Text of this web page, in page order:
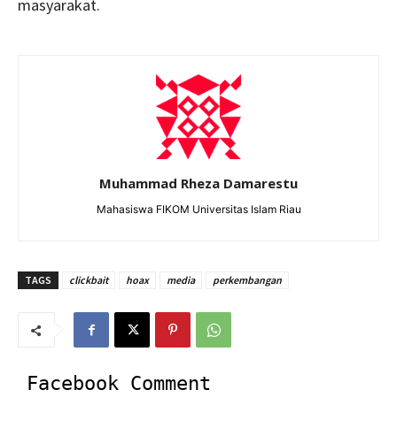
masyarakat.
Muhammad Rheza Damarestu
Mahasiswa FIKOM Universitas Islam Riau
TAGS clickbait hoax media perkembangan
Facebook Comment